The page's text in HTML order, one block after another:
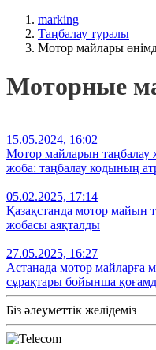
marking
Таңбалау туралы
Мотор майлары
Моторные
15.05.2024, 16:02
Мотор майларын таңбалау
жоба: таңбалау кодының
05.02.2025, 17:14
Қазақстанда мотор майын
жобаcы аяқталды
27.05.2025, 16:27
Астанада мотор майларға
сұрақтары бойынша
Біз әлеуметтік желідеміз